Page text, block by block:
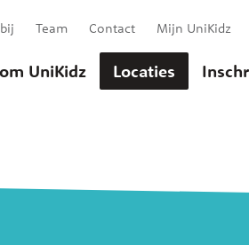
UniKidz Locaties
Team Contact Mijn UniKidz